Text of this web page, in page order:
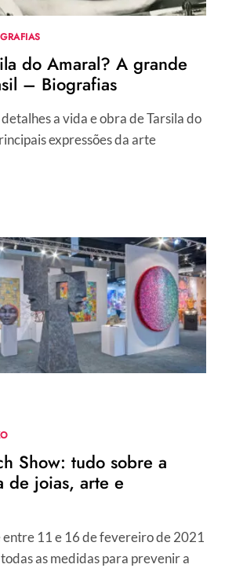
do Amaral? A grande
– Biografias
a vida e obra de Tarsila do
expressões da arte
Show: tudo sobre a
de joias, arte e
11 e 16 de fevereiro de 2021
as medidas para prevenir a